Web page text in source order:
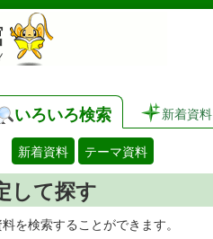
いろいろ検索 新着資料
新着資料 テーマ資料
して探す
を検索することができます。